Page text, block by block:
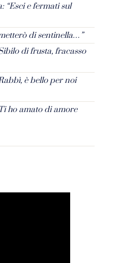
“Esci e fermati sul
di sentinella…”
di frusta, fracasso
è bello per noi
ho amato di amore